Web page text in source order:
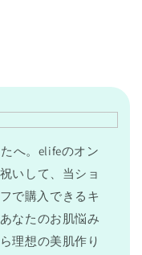
へ。elifeのオン
いして、当ショ
で購入できるキ
なたのお肌悩み
理想の美肌作り